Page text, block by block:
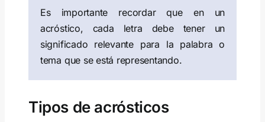
Es importante recordar que en un
acróstico, cada letra debe tener un
significado relevante para la palabra o
tema que se está representando.
Tipos de acrósticos